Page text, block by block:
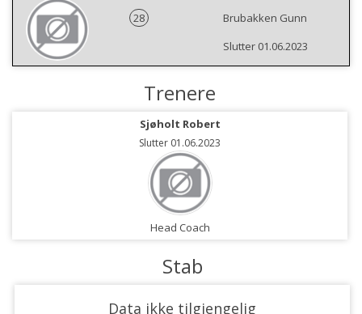
28
Brubakken Gunn
Slutter 01.06.2023
Trenere
Sjøholt Robert
Slutter 01.06.2023
Head Coach
Stab
Data ikke tilgjengelig